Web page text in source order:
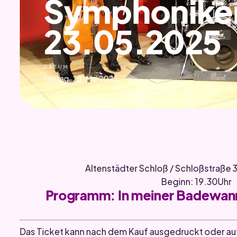
23.05.2025
DATUM
Freitag, 23. Mai 2025
Altenstädter Schloß / Schloßstraße
Beginn: 19.30Uhr
Programm: In meiner
Das Ticket kann nach dem Kauf ausgedruckt oder